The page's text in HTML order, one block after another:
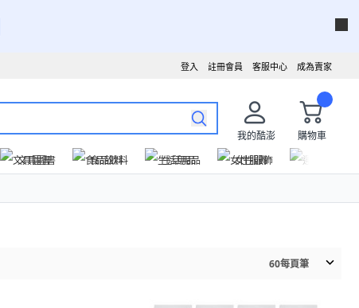
成為賣家
客服中心
註冊會員
登入
我的酷澎
購物車
文具圖書 食品飲料 生活用品 女性服飾
60每頁筆